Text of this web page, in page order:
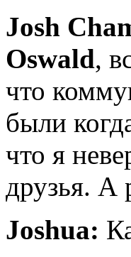
Josh
Oswald,
что
были
что я
друзья. А
Joshua: